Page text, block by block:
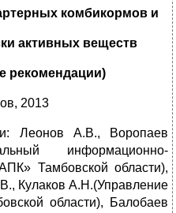
комбикормов и
активных веществ
рекомендации)
2013
Леонов А.В., Воропаев
информационно-
Тамбовской области),
Кулаков А.Н.(Управление
области), Балобаев